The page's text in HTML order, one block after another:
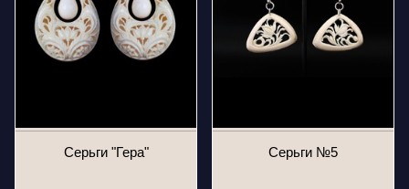
Серьги "Гера" Серьги №5